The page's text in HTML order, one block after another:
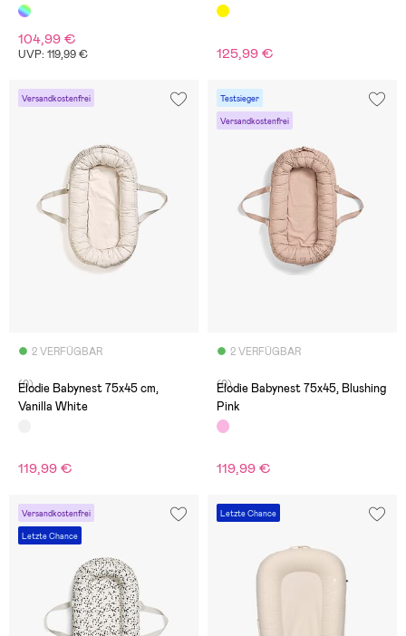
104,99 €
UVP: 119,99 € 125,99 €
Versandkostenfrei
2 VERFÜGBAR
(0)
Elodie Babynest 75x45 cm,
Vanilla White
119,99 €
Testsieger
Versandkostenfrei
2 VERFÜGBAR
(0)
Elodie Babynest 75x45, Blushing
Pink
119,99 €
Versandkostenfrei
Letzte Chance
Letzte Chance